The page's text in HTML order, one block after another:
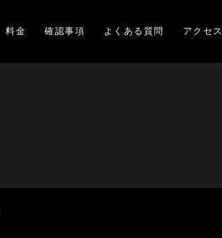
料金 確認事項 よくある質問 アクセス